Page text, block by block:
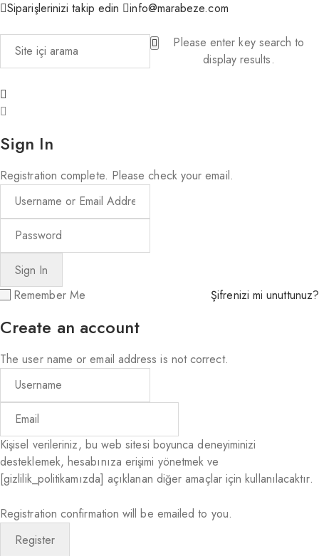
Siparişlerinizi takip edin info@marabeze.com
Please enter key search to
display results.
Sign In
Registration complete. Please check your email.
Remember Me Şifrenizi mi unuttunuz?
Create an account
The user name or email address is not correct.
Kişisel verileriniz, bu web sitesi boyunca deneyiminizi
desteklemek, hesabınıza erişimi yönetmek ve
[gizlilik_politikamızda] açıklanan diğer amaçlar için kullanılacaktır.
Registration confirmation will be emailed to you.